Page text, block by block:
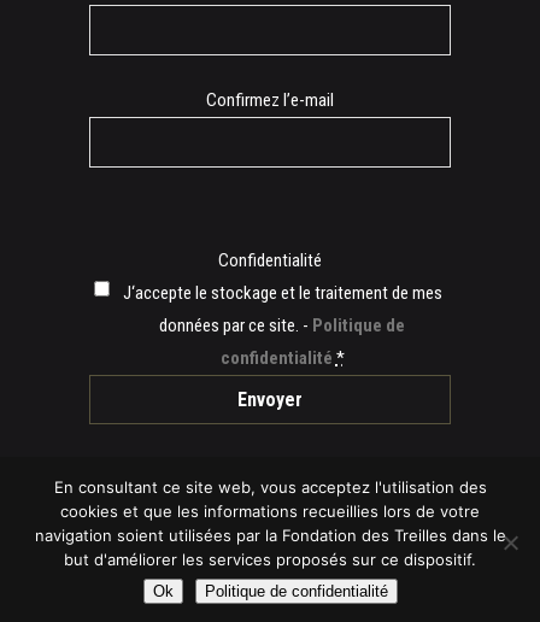
Confirmez l’e-mail
Confidentialité
J‘accepte le stockage et le traitement de mes
données par ce site. - Politique de
confidentialité *
© 2019 Fondation des Treilles - Mentions légales
-Politique de cookies-Politique de
confidentialité-Plan du site
En consultant ce site web, vous acceptez l'utilisation des
cookies et que les informations recueillies lors de votre
navigation soient utilisées par la Fondation des Treilles dans le
but d'améliorer les services proposés sur ce dispositif.
Ok Politique de confidentialité